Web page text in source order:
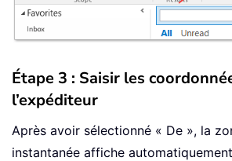
Étape 3 : Saisir les
l’expéditeur
Après avoir sélectionné « De », la
instantanée affiche